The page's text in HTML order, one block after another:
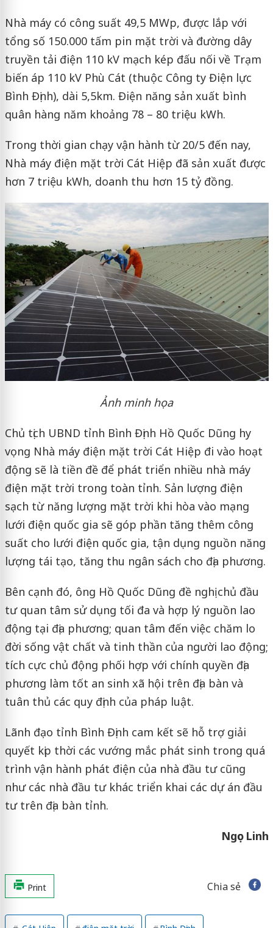
Nhà máy có công suất 49,5 MWp, được lắp với
tổng số 150.000 tấm pin mặt trời và đường dây
truyền tải điện 110 kV mạch kép đấu nối về Trạm
biến áp 110 kV Phù Cát (thuộc Công ty Điện lực
Bình Định), dài 5,5km. Điện năng sản xuất bình
quân hàng năm khoảng 78 – 80 triệu kWh.
Trong thời gian chạy vận hành từ 20/5 đến nay,
Nhà máy điện mặt trời Cát Hiệp đã sản xuất được
hơn 7 triệu kWh, doanh thu hơn 15 tỷ đồng.
Ảnh minh họa
Chủ tịch UBND tỉnh Bình Định Hồ Quốc Dũng hy
vọng Nhà máy điện mặt trời Cát Hiệp đi vào hoạt
động sẽ là tiền đề để phát triển nhiều nhà máy
điện mặt trời trong toàn tỉnh. Sản lượng điện
sạch từ năng lượng mặt trời khi hòa vào mạng
lưới điện quốc gia sẽ góp phần tăng thêm công
suất cho lưới điện quốc gia, tận dụng nguồn năng
lượng tái tạo, tăng thu ngân sách cho địa phương.
Bên cạnh đó, ông Hồ Quốc Dũng đề nghị chủ đầu
tư quan tâm sử dụng tối đa và hợp lý nguồn lao
động tại địa phương; quan tâm đến việc chăm lo
đời sống vật chất và tinh thần của người lao động;
tích cực chủ động phối hợp với chính quyền địa
phương làm tốt an sinh xã hội trên địa bàn và
tuân thủ các quy định của pháp luật.
Lãnh đạo tỉnh Bình Định cam kết sẽ hỗ trợ giải
quyết kịp thời các vướng mắc phát sinh trong quá
trình vận hành phát điện của nhà đầu tư cũng
như các nhà đầu tư khác triển khai các dự án đầu
tư trên địa bàn tỉnh.
Ngọc Linh
Print Chia sẻ